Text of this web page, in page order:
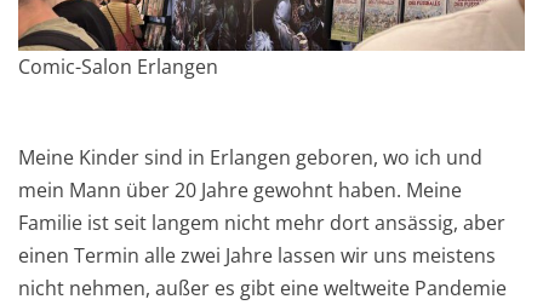
Comic-Salon Erlangen
Meine Kinder sind in Erlangen geboren, wo ich und
mein Mann über 20 Jahre gewohnt haben. Meine
Familie ist seit langem nicht mehr dort ansässig, aber
einen Termin alle zwei Jahre lassen wir uns meistens
nicht nehmen, außer es gibt eine weltweite Pandemie